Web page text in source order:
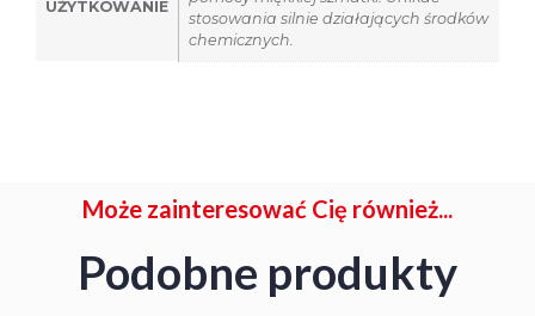
UŻYTKOWANIE
stosowania silnie działających środków
chemicznych.
Może zainteresować Cię również...
Podobne produkty